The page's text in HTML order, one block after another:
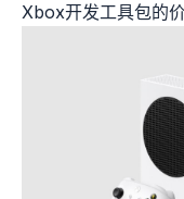
Xbox开发工具包的价